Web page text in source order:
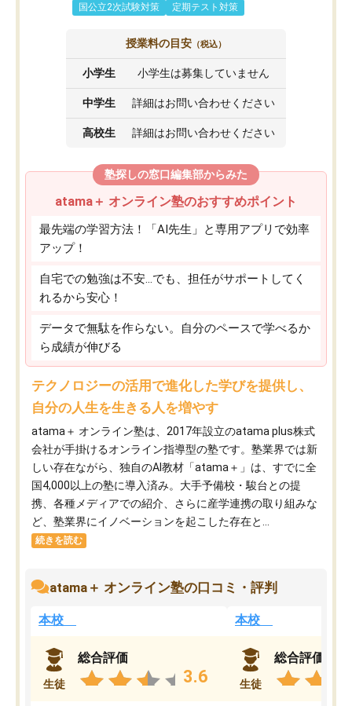
国公立2次試験対策
定期テスト対策
授業料の目安 （税込）
小学生 小学生は募集していません
中学生 詳細はお問い合わせください
高校生 詳細はお問い合わせください
塾探しの窓口編集部からみた
atama＋ オンライン塾のおすすめポイント
最先端の学習方法！「AI先生」と専用アプリで効率
アップ！
自宅での勉強は不安…でも、担任がサポートしてく
れるから安心！
データで無駄を作らない。自分のペースで学べるか
ら成績が伸びる
テクノロジーの活用で進化した学びを提供し、
自分の人生を生きる人を増やす
atama＋ オンライン塾は、2017年設立のatama plus株式
会社が手掛けるオンライン指導型の塾です。塾業界では新
しい存在ながら、独自のAI教材「atama＋」は、すでに全
国4,000以上の塾に導入済み。大手予備校・駿台との提
携、各種メディアでの紹介、さらに産学連携の取り組みな
ど、塾業界にイノベーションを起こした存在と...
続きを読む
atama＋ オンライン塾の口コミ・評判
本校
生徒
総合評価
3.6
本校
生徒
総合評価